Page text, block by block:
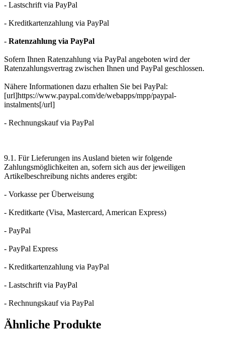
- Lastschrift via PayPal
- Kreditkartenzahlung via PayPal
- Ratenzahlung via PayPal
Sofern Ihnen Ratenzahlung via PayPal angeboten wird der
Ratenzahlungsvertrag zwischen Ihnen und PayPal geschlossen.
Nähere Informationen dazu erhalten Sie bei PayPal:
[url]https://www.paypal.com/de/webapps/mpp/paypal-
instalments[/url]
- Rechnungskauf via PayPal
9.1. Für Lieferungen ins Ausland bieten wir folgende
Zahlungsmöglichkeiten an, sofern sich aus der jeweiligen
Artikelbeschreibung nichts anderes ergibt:
- Vorkasse per Überweisung
- Kreditkarte (Visa, Mastercard, American Express)
- PayPal
- PayPal Express
- Kreditkartenzahlung via PayPal
- Lastschrift via PayPal
- Rechnungskauf via PayPal
Ähnliche Produkte